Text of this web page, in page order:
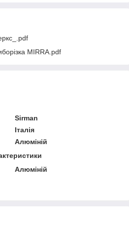
MIRRA.pdf
Sirman
Італія
Алюміній
Алюміній